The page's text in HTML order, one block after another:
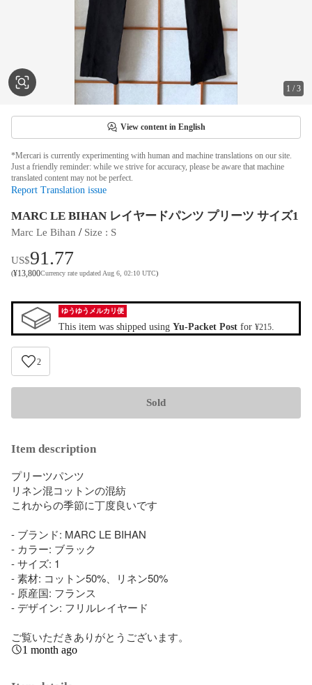
1 /3
View content in English
*Mercari is currently experimenting with human and machine translations on our site.
Just a friendly reminder: while we strive for accuracy, please be aware that machine
translated content may not be perfect.
Report Translation issue
MARC LE BIHAN レイヤードパンツ プリーツ サイズ1
Marc Le Bihan / Size : S
US$91.77
(¥13,800Currency rate updated Aug 6, 02:10 UTC)
ゆうゆうメルカリ便
This item was shipped using Yu-Packet Post for ¥215
2
Sold
Item description
プリーツパンツ
リネン混コットンの混紡
これからの季節に丁度良いです
- ブランド: MARC LE BIHAN
- カラー: ブラック
- サイズ: 1
- 素材: コットン50%、リネン50%
- 原産国: フランス
- デザイン: フリルレイヤード
ご覧いただきありがとうございます。
1 month ago